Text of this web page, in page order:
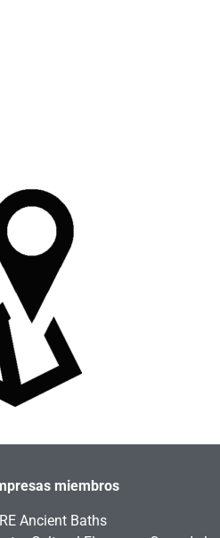
miembros
Ancient Baths